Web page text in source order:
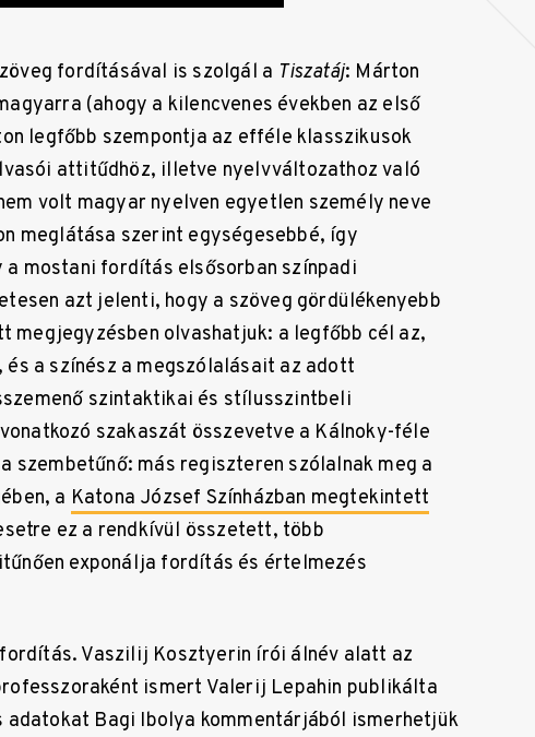
fordításával is szolgál a Tiszatáj: Márton
(ahogy a kilencvenes években az első
legfőbb szempontja az efféle klasszikusok
attitűdhöz, illetve nyelvváltozathoz való
volt magyar nyelven egyetlen személy neve
meglátása szerint egységesebbé, így
mostani fordítás elsősorban színpadi
azt jelenti, hogy a szöveg gördülékenyebb
olvashatjuk: a legfőbb cél az,
a színész a megszólalásait az adott
szintaktikai és stílusszintbeli
szakaszát összevetve a Kálnoky-féle
más regiszteren szólalnak meg a
a Katona József Színházban megtekintett
ez a rendkívül összetett, több
exponálja fordítás és értelmezés
Vaszilij Kosztyerin írói álnév alatt az
ismert Valerij Lepahin publikálta
Bagi Ibolya kommentárjából ismerhetjük